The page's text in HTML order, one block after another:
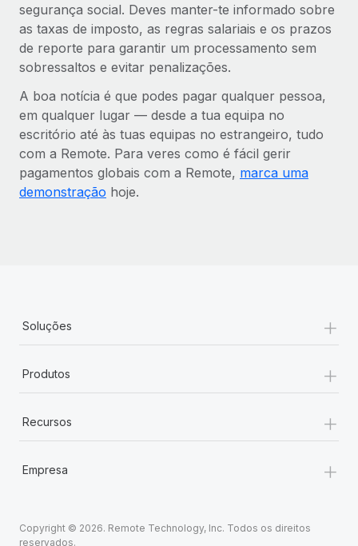
segurança social. Deves manter-te informado sobre
as taxas de imposto, as regras salariais e os prazos
de reporte para garantir um processamento sem
sobressaltos e evitar penalizações.
A boa notícia é que podes pagar qualquer pessoa,
em qualquer lugar — desde a tua equipa no
escritório até às tuas equipas no estrangeiro, tudo
com a Remote. Para veres como é fácil gerir
pagamentos globais com a Remote, marca uma
demonstração hoje.
Soluções +
Produtos +
Recursos +
Empresa +
Copyright © 2026. Remote Technology, Inc. Todos os direitos
reservados.